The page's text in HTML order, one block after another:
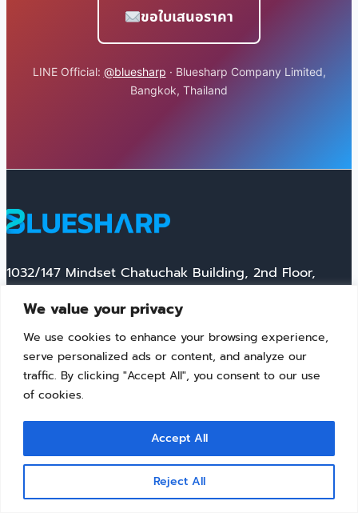
We value your privacy
We use cookies to enhance your browsing experience,
serve personalized ads or content, and analyze our
traffic. By clicking "Accept All", you consent to our use
of cookies.
Reject All
Accept All
ขอใบเสนอราคา
LINE Official: @bluesharp · Bluesharp Company Limited,
Bangkok, Thailand
1032/147 Mindset Chatuchak Building, 2nd Floor,
Chomphon, Chatuchak, Bangkok 10900
Contact
support@bluesharp.co.th
Solutions
C-THRU
FLOW2FIRE
LINKFLO
Company
Privacy